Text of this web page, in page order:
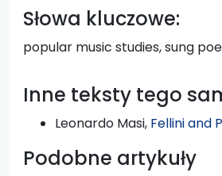
Słowa kluczowe:
popular music studies, sung
Inne teksty tego
Leonardo Masi, Fellini and
Podobne artykuły